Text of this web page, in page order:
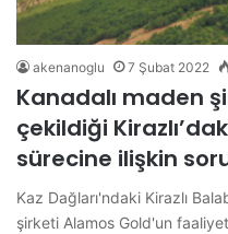
akenanoglu 7 Şubat 2022
Kanadalı maden
çekildiği
sürecine ilişkin
Kaz Dağları'ndaki Kirazlı
şirketi Alamos Gold'un